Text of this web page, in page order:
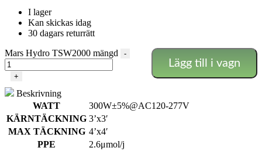
I lager
Kan skickas idag
30 dagars returrätt
Mars Hydro TSW2000 mängd
-
+
Lägg till i vagn
Beskrivning
WATT
300W±5%@AC120-277V
KÄRNTÄCKNING 3’x3′
MAX TÄCKNING 4’x4′
PPE
2.6μmol/j